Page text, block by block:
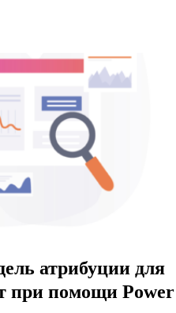
атрибуции для
при помощи Power